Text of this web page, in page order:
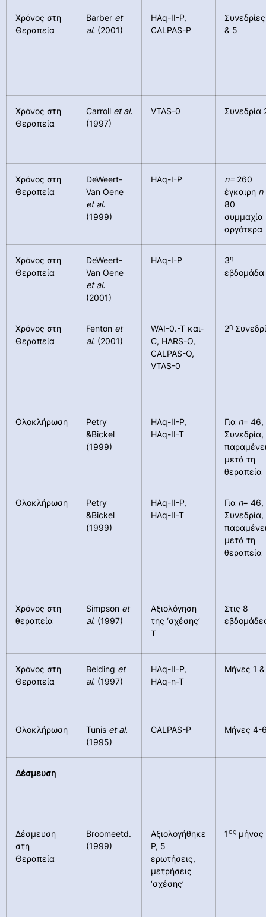
Χρόνος στη
Θεραπεία
Barber et
al. (2001)
HAq-II-P,
CALPAS-P
& 5
Χρόνος στη
Θεραπεία
Carroll et al.
(1997)
VTAS-0 Συνεδρία
Χρόνος στη
Θεραπεία
DeWeert-
Van Oene
et al.
(1999)
HAq-I-P n= 260
έγκαιρη n
80
συμμαχία
αργότερα
Χρόνος στη
Θεραπεία
DeWeert-
Van Oene
et al.
(2001)
HAq-I-P 3η
εβδομάδα
Χρόνος στη
Θεραπεία
Fenton et
al. (2001)
WAI-0.-T και-
C, HARS-O,
CALPAS-O,
VTAS-0
2η
Ολοκλήρωση
Petry
&Bickel
(1999)
HAq-II-P,
HAq-II-T
Για n= 46,
Συνεδρία,
μετά τη
θεραπεία
Ολοκλήρωση
Petry
&Bickel
(1999)
HAq-II-P,
HAq-II-T
Για n= 46,
Συνεδρία,
μετά τη
θεραπεία
Χρόνος στη
θεραπεία
Simpson et
al. (1997)
Αξιολόγηση
της ‘σχέσης’
T
Στις 8
Χρόνος στη
Θεραπεία
Belding et
al. (1997)
HAq-II-P,
HAq-n-T
Μήνες 1
Ολοκλήρωση Tunis et al.
(1995)
CALPAS-P Μήνες 4-
Δέσμευση
Δέσμευση
στη
Θεραπεία
Broomeetd.
(1999)
Αξιολογήθηκε
P, 5
ερωτήσεις,
μετρήσεις
‘σχέσης’
1ος μήνας